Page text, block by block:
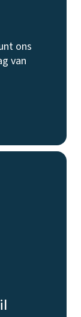
ons
van